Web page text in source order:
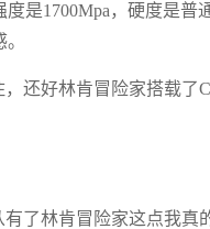
是1700Mpa，硬度是普
还好林肯冒险家搭载了
了林肯冒险家这点我真